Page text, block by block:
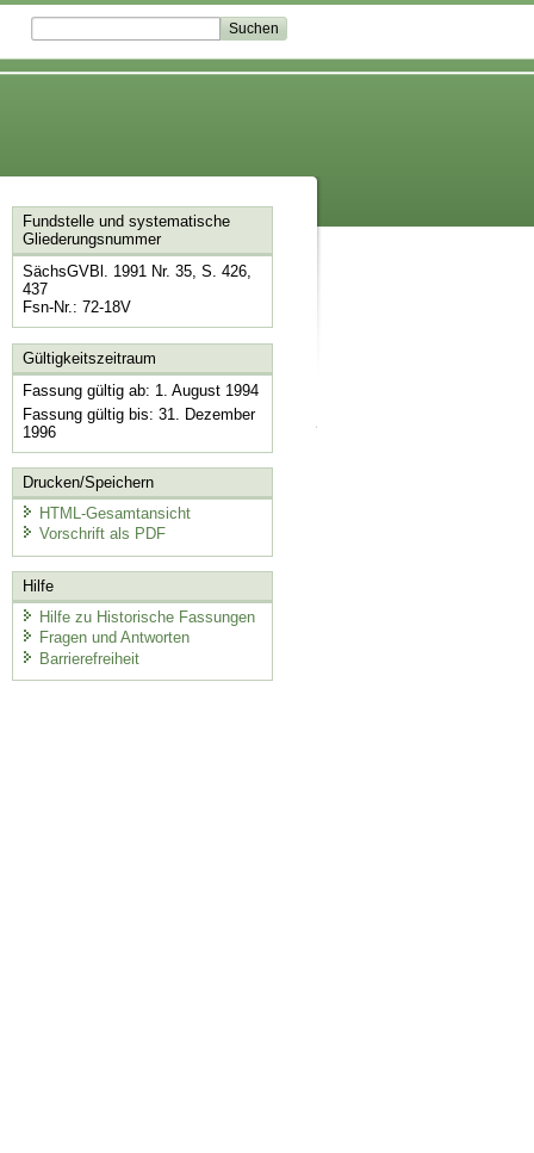
Fundstelle und systematische
Gliederungsnummer
SächsGVBl. 1991 Nr. 35, S. 426,
437
Fsn-Nr.: 72-18V
Gültigkeitszeitraum
Fassung gültig ab: 1. August 1994
Fassung gültig bis: 31. Dezember
1996
Drucken/Speichern
HTML-Gesamtansicht
Vorschrift als PDF
Hilfe
Hilfe zu Historische Fassungen
Fragen und Antworten
Barrierefreiheit